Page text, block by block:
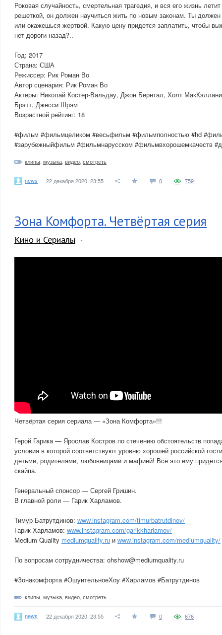
Роковая случайность, смертельная трагедия, и вся его жизнь
решеткой, он должен научиться жить по новым законам. Ты должен
или окажешься жертвой. Какую цену придется заплатить, чтобы
нет дороги назад?..
Год: 2017
Страна: США
Режиссер: Рик Роман Во
Автор сценария: Рик Роман Во
Актеры: Николай Костер-Вальдау, Джон Бернтал, Холт
Брэтт, Джесси Шрэм
Возрастной рейтинг: 18
#фильм #фильмцеликом #весьфильм #фильмполностью #hd
#зарубежныйфильм #фильмнарусском #фильмвхорошемкачеств
клипы музыка видео смотреть
news 22 декабря 2020, 23:55 0 759
Зона Комфорта. Четвёртая серия
Кино и Сериалы
Четвёртая серия сериала — «Зона Комфорта»!!!
Герой Гарика — Ярослав Костров по стечению обстоятельств
условия в которой соответствуют уровню хорошей российской
детьми, родителями, любовницами и мафией! Всё это ему
скайпа.
Генеральный спонсор — Сергей Гришин.
В главной роли — Гарик Харламов.
Тимур Батрутдинов: www.instagram.com/timurbatrutdinov/
Гарик Харламов: www.instagram.com/garikkharlamov/
Medium Quality mediumquality.ru и www.instagram.com/mediumquality/
По вопросам сотрудничества: ohshow@mediumquality.ru
#Зонакомфорта #ОшуительноеХоу #Харламов #Батрутдинов
клипы музыка видео смотреть
news 22 декабря 2020, 23:55 0 676